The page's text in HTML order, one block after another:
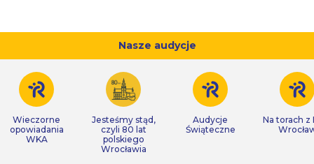
Nasze audycje
Wieczorne
opowiadania
WKA
Jesteśmy stąd,
czyli 80 lat
polskiego
Wrocławia
Audycje
Świąteczne
Na torach z